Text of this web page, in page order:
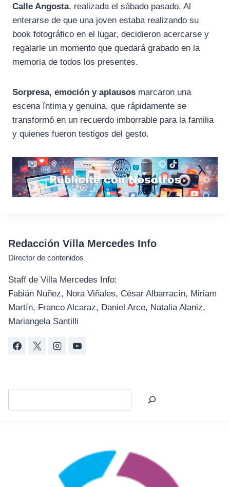
Calle Angosta, realizada el sábado pasado. Al
enterarse de que una joven estaba realizando su
book fotográfico en el lugar, decidieron acercarse y
regalarle un momento que quedará grabado en la
memoria de todos los presentes.
Sorpresa, emoción y aplausos marcaron una
escena íntima y genuina, que rápidamente se
transformó en un recuerdo imborrable para la familia
y quienes fueron testigos del gesto.
Redacción Villa Mercedes Info
Director de contenidos
Staff de Villa Mercedes Info:
Fabián Nuñez, Nora Viñales, César Albarracín, Miriam
Martín, Franco Alcaraz, Daniel Arce, Natalia Alaniz,
Mariangela Santilli